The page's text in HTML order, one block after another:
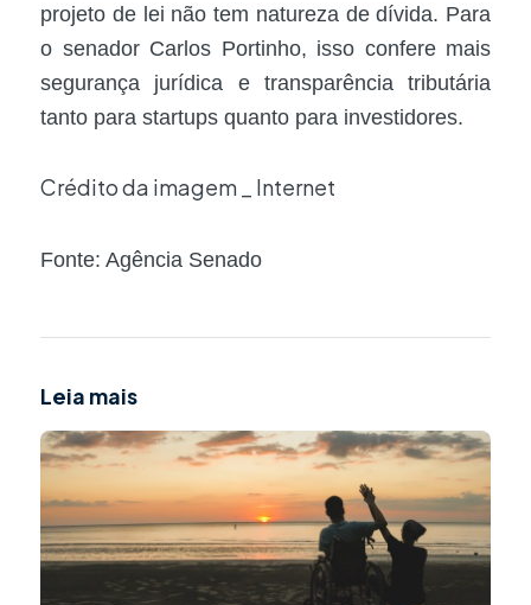
projeto de lei não tem natureza de dívida. Para
o senador Carlos Portinho, isso confere mais
segurança jurídica e transparência tributária
tanto para startups quanto para investidores.
Crédito da imagem _ Internet
Fonte: Agência Senado
Leia mais